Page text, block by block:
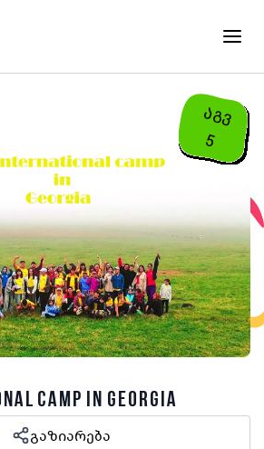
ა
გ
ვ
5
camp in Georgia
გაზიარება